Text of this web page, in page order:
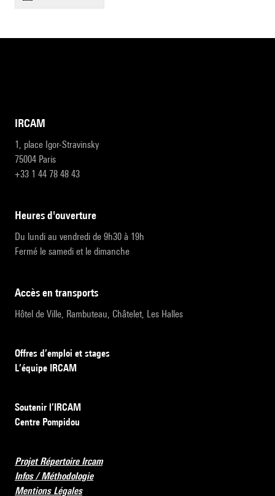
IRCAM
1, place Igor-Stravinsky
75004 Paris
+33 1 44 78 48 43
heures d'ouverture
Du lundi au vendredi de 9h30 à 19h
Fermé le samedi et le dimanche
accès en transports
Hôtel de Ville, Rambuteau, Châtelet, Les Halles
Offres d’emploi et stages
L’équipe IRCAM
Soutenir l’IRCAM
Centre Pompidou
Projet Répertoire Ircam
Infos / Méthodologie
Mentions Légales